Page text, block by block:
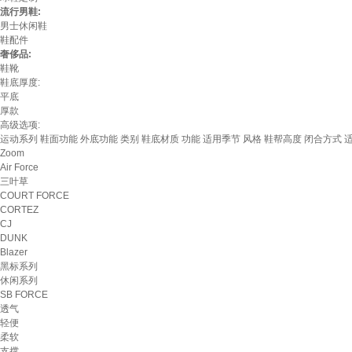
流行男鞋:
男士休闲鞋
鞋配件
奢侈品:
鞋靴
鞋底厚度:
平底
厚款
高级选项:
运动系列 鞋面功能 外底功能 类别 鞋底材质 功能 适用季节 风格 鞋帮高度 闭合方式
Zoom
Air Force
三叶草
COURT FORCE
CORTEZ
CJ
DUNK
Blazer
黑标系列
休闲系列
SB FORCE
透气
轻便
柔软